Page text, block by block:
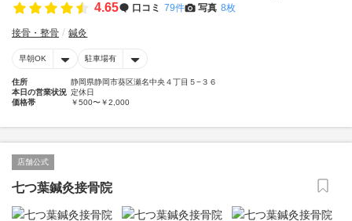
4.65 口コミ 79件 写真 8枚
接骨・整骨 鍼灸
早朝OK 駐車場有
住所
静岡県静岡市葵区瀬名中央４丁目５−３６
本日の営業状況 定休日
価格帯
￥500〜￥2,000
店舗公式
七つ葉鍼灸接骨院